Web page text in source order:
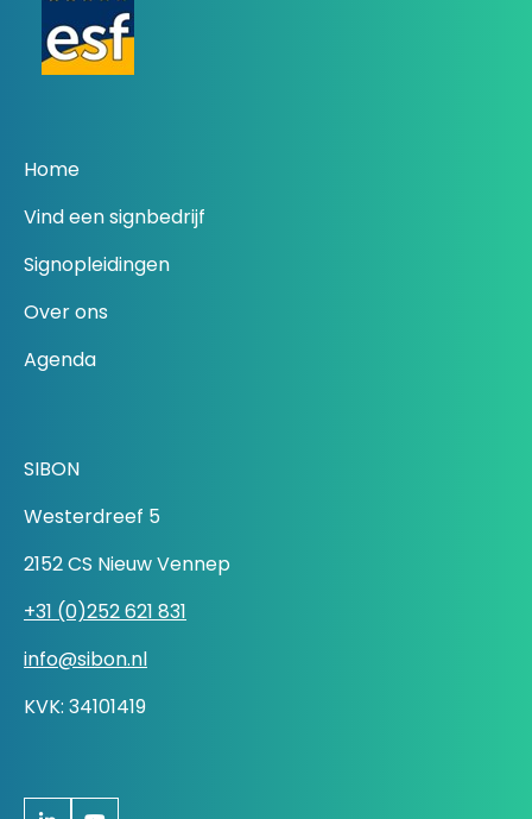
Home
Vind een signbedrijf
Signopleidingen
Over ons
Agenda
SIBON
Westerdreef 5
2152 CS Nieuw Vennep
+31 (0)252 621 831
info@sibon.nl
KVK: 34101419